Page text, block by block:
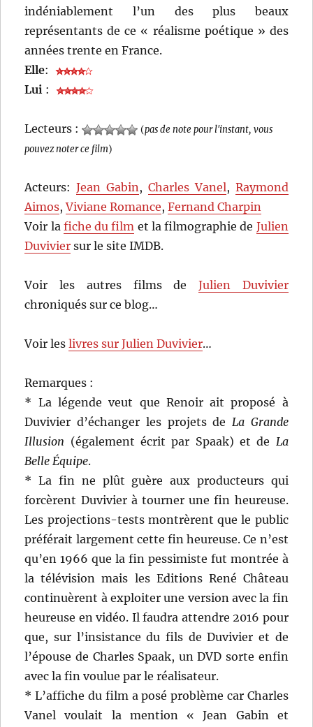
indéniablement l’un des plus beaux
représentants de ce « réalisme poétique » des
années trente en France.
Elle:
Lui :
Lecteurs : (pas de note pour l'instant, vous
pouvez noter ce film)
Acteurs:Jean Gabin, Charles Vanel, Raymond
Aimos,Viviane Romance,Fernand Charpin
Voir la fiche du film et la filmographie de Julien
Duvivier sur le site IMDB.
Voir les autres films de Julien Duvivier
chroniqués sur ce blog…
Voir leslivres sur Julien Duvivier…
Remarques :
* La légende veut que Renoir ait proposé à
Duvivier d’échanger les projets de La Grande
Illusion (également écrit par Spaak) et de La
Belle Équipe.
* La fin ne plût guère aux producteurs qui
forcèrent Duvivier à tourner une fin heureuse.
Les projections-tests montrèrent que le public
préférait largement cette fin heureuse. Ce n’est
qu’en 1966 que la fin pessimiste fut montrée à
la télévision mais les Editions René Château
continuèrent à exploiter une version avec la fin
heureuse en vidéo. Il faudra attendre 2016 pour
que, sur l’insistance du fils de Duvivier et de
l’épouse de Charles Spaak, un DVD sorte enfin
avec la fin voulue par le réalisateur.
* L’affiche du film a posé problème car Charles
Vanel voulait la mention « Jean Gabin et